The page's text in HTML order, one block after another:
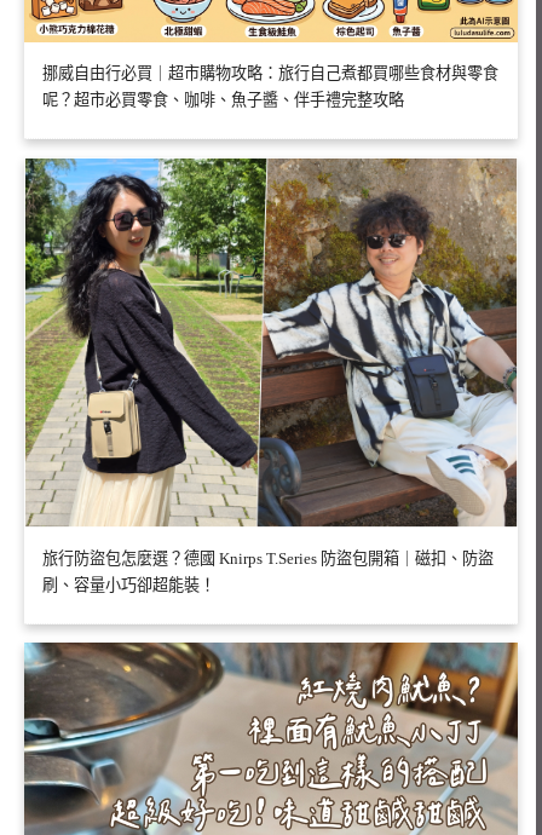
挪威自由行必買｜超市購物攻略：旅行自己煮都買哪些食材與零食
呢？超市必買零食、咖啡、魚子醬、伴手禮完整攻略
旅行防盜包怎麼選？德國 Knirps T.Series 防盜包開箱｜磁扣、防盜
刷、容量小巧卻超能裝！